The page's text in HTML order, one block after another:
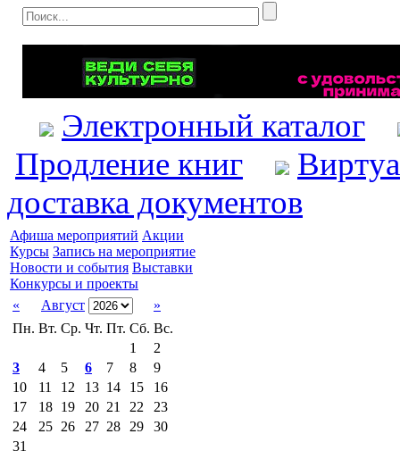
Электронный каталог
Продление книг
доставка документов
Афиша мероприятий Акции
Курсы Запись на мероприятие
Новости и события Выставки
Конкурсы и проекты
«
Август
»
Пн. Вт. Ср. Чт. Пт. Сб. Вс.
1
2
3
4 5 6 7 8
9
10
11 12 13 14 15
16
17
18 19 20 21 22
23
24
25 26 27 28 29
30
31